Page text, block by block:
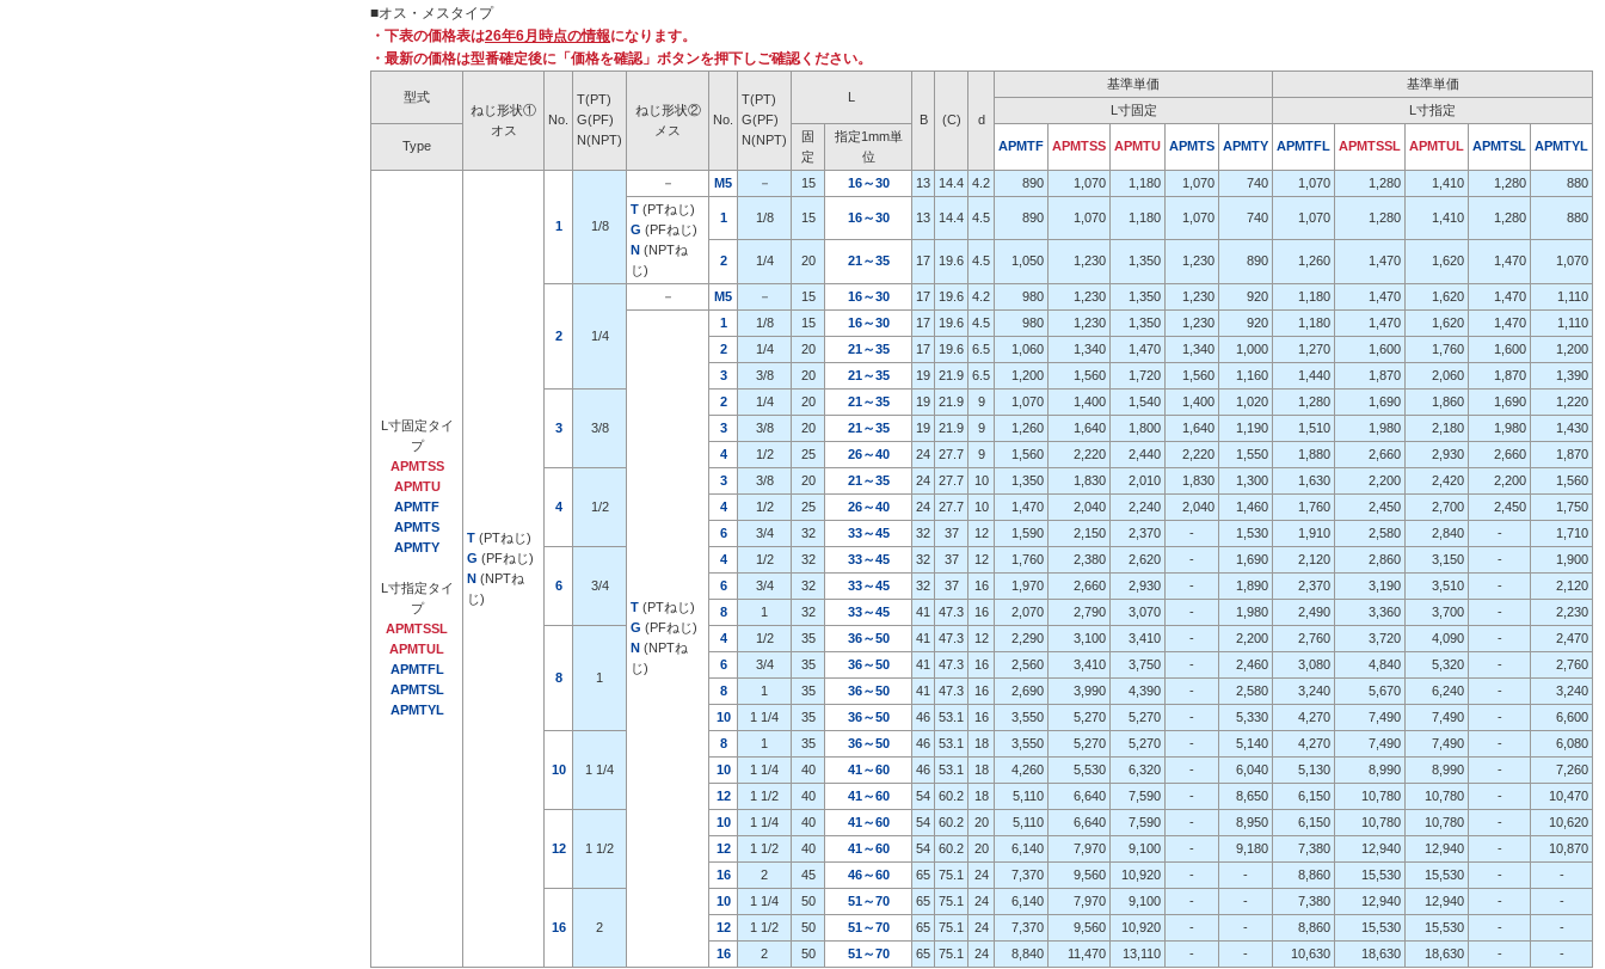
■オス・メスタイプ
・下表の価格表は26年6月時点の情報になります。
・最新の価格は型番確定後に「価格を確認」ボタンを押下しご確認ください。
型式
ねじ形状①
オス
No.
T(PT)
G(PF)
N(NPT)
ねじ形状②
メス
No.
T(PT)
G(PF)
N(NPT)
L
B
(C) d
基準単価
基準単価
L寸固定
L寸指定
Type
固
定
指定1mm単
位
APMTF APMTSS APMTU APMTS APMTY APMTFL APMTSSL APMTUL APMTSL APMTYL
L寸固定タイ
プ
APMTSS
APMTU
APMTF
APMTS
APMTY
L寸指定タイ
プ
APMTSSL
APMTUL
APMTFL
APMTSL
APMTYL
T (PTねじ)
G (PFねじ)
N (NPTね
じ)
1 1/8
－ M5 － 15 16～30 13 14.4 4.2 890 1,070 1,180 1,070 740 1,070 1,280 1,410 1,280
880
T (PTねじ)
G (PFねじ)
N (NPTね
じ)
1 1/8 15 16～30 13 14.4 4.5 890 1,070 1,180 1,070 740 1,070 1,280 1,410 1,280 880
2 1/4 20 21～35 17 19.6 4.5 1,050 1,230 1,350 1,230 890 1,260 1,470 1,620 1,470 1,070
2 1/4
－ M5 － 15 16～30 17 19.6 4.2 980 1,230 1,350 1,230 920 1,180 1,470 1,620 1,470 1,110
T (PTねじ)
G (PFねじ)
N (NPTね
じ)
1 1/8 15 16～30 17 19.6 4.5 980 1,230 1,350 1,230 920 1,180 1,470 1,620 1,470
1,110
2
1/4 20 21～35 17 19.6 6.5 1,060 1,340 1,470 1,340 1,000 1,270 1,600 1,760 1,600
1,200
3
3/8 20 21～35 19 21.9 6.5 1,200 1,560 1,720 1,560 1,160 1,440 1,870 2,060 1,870 1,390
3 3/8
2 1/4 20 21～35 19 21.9 9 1,070 1,400 1,540 1,400 1,020 1,280 1,690 1,860 1,690
1,220
3
3/8 20 21～35 19 21.9 9 1,260 1,640 1,800 1,640 1,190 1,510 1,980 2,180 1,980
1,430
4
1/2 25 26～40 24 27.7 9 1,560 2,220 2,440 2,220 1,550 1,880 2,660 2,930 2,660 1,870
4 1/2
3 3/8 20 21～35 24 27.7 10 1,350 1,830 2,010 1,830 1,300 1,630 2,200 2,420 2,200
1,560
4
1/2 25 26～40 24 27.7 10 1,470 2,040 2,240 2,040 1,460 1,760 2,450 2,700 2,450
1,750
6
3/4 32 33～45 32 37 12 1,590 2,150 2,370 - 1,530 1,910 2,580 2,840 - 1,710
6 3/4
4 1/2 32 33～45 32 37 12 1,760 2,380 2,620 - 1,690 2,120 2,860 3,150 -
1,900
6
3/4 32 33～45 32 37 16 1,970 2,660 2,930 - 1,890 2,370 3,190 3,510 -
2,120
8
1 32 33～45 41 47.3 16 2,070 2,790 3,070 - 1,980 2,490 3,360 3,700 - 2,230
8 1
4 1/2 35 36～50 41 47.3 12 2,290 3,100 3,410 - 2,200 2,760 3,720 4,090 -
2,470
6
3/4 35 36～50 41 47.3 16 2,560 3,410 3,750 - 2,460 3,080 4,840 5,320 -
2,760
8
1 35 36～50 41 47.3 16 2,690 3,990 4,390 - 2,580 3,240 5,670 6,240 -
3,240
10
1 1/4 35 36～50 46 53.1 16 3,550 5,270 5,270 - 5,330 4,270 7,490 7,490 - 6,600
10 1 1/4
8 1 35 36～50 46 53.1 18 3,550 5,270 5,270 - 5,140 4,270 7,490 7,490 -
6,080
10
1 1/4 40 41～60 46 53.1 18 4,260 5,530 6,320 - 6,040 5,130 8,990 8,990 -
7,260
12
1 1/2 40 41～60 54 60.2 18 5,110 6,640 7,590 - 8,650 6,150 10,780 10,780 - 10,470
12 1 1/2
10 1 1/4 40 41～60 54 60.2 20 5,110 6,640 7,590 - 8,950 6,150 10,780 10,780 -
10,620
12
1 1/2 40 41～60 54 60.2 20 6,140 7,970 9,100 - 9,180 7,380 12,940 12,940 -
10,870
16
2 45 46～60 65 75.1 24 7,370 9,560 10,920 - - 8,860 15,530 15,530 - -
16 2
10 1 1/4 50 51～70 65 75.1 24 6,140 7,970 9,100 - - 7,380 12,940 12,940 -
-
12
1 1/2 50 51～70 65 75.1 24 7,370 9,560 10,920 - - 8,860 15,530 15,530 -
-
16
2 50 51～70 65 75.1 24 8,840 11,470 13,110 - - 10,630 18,630 18,630 - -